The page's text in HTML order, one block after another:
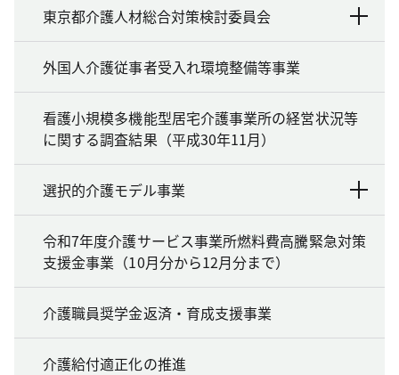
東京都介護人材総合対策検討委員会
外国人介護従事者受入れ環境整備等事業
看護小規模多機能型居宅介護事業所の経営状況等
に関する調査結果（平成30年11月）
選択的介護モデル事業
令和7年度介護サービス事業所燃料費高騰緊急対策
支援金事業（10月分から12月分まで）
介護職員奨学金返済・育成支援事業
介護給付適正化の推進